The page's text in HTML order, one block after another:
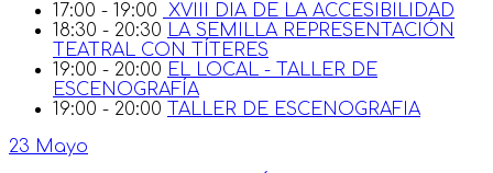
17:00 - 19:00
XVIII DIA DE LA ACCESIBILIDAD
18:30 - 20:30 LA SEMILLA REPRESENTACIÓN
TEATRAL CON TÍTERES
19:00 - 20:00 EL LOCAL - TALLER DE
ESCENOGRAFÍA
19:00 - 20:00
TALLER DE ESCENOGRAFIA
23 Mayo